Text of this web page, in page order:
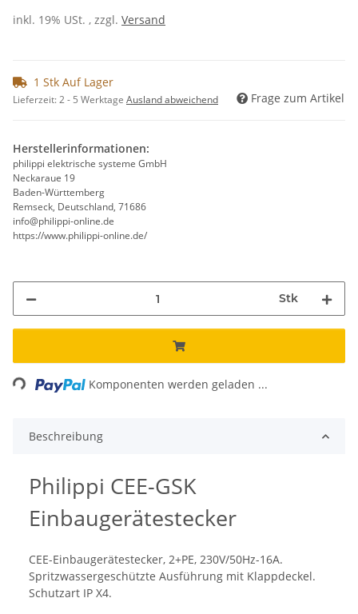
inkl. 19% USt. , zzgl. Versand
1 Stk Auf Lager
Lieferzeit:2 - 5 Werktage Ausland abweichend Frage zum Artikel
Herstellerinformationen:
philippi elektrische systeme GmbH
Neckaraue 19
Baden-Württemberg
Remseck, Deutschland, 71686
info@philippi-online.de
https://www.philippi-online.de/
Stk
Komponenten werden geladen ...
Beschreibung
Philippi CEE-GSK
Einbaugerätestecker
CEE-Einbaugerätestecker, 2+PE, 230V/50Hz-16A.
Spritzwassergeschützte Ausführung mit Klappdeckel.
Schutzart IP X4.